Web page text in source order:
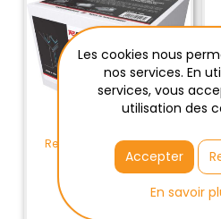
Rectavit Drystone textile
15cm x 10m
Les cookies nous
nos services. En
services, vous
utilisation des
Accepter
En savoir